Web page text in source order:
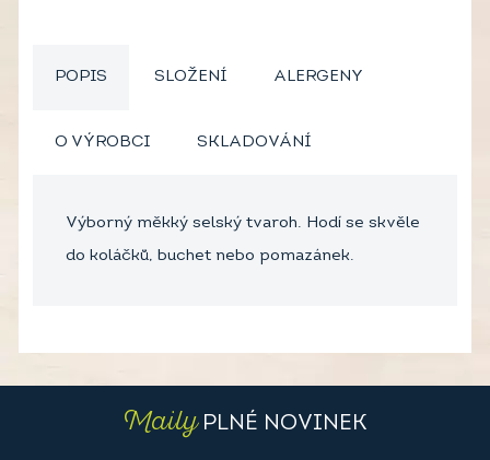
POPIS SLOŽENÍ ALERGENY
O VÝROBCI SKLADOVÁNÍ
Výborný měkký selský tvaroh. Hodí se skvěle
do koláčků, buchet nebo pomazánek.
MailyPLNÉ NOVINEK